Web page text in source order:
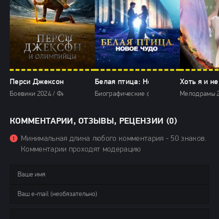
Перси Джексон и Олимпийцы (2024)
Боевики 2024 / Фильмы-приключения 2024 / Фэнтези фильмы 2024 /
Белая птица: Новое чудо (2024)
Биографические фильмы 2024 /
Хоть я и
Мелодрамы
КОММЕНТАРИИ, ОТЗЫВЫ, РЕЦЕНЗИИ (0)
Минимальная длина любого комментария - 50 знаков.
Комментарии проходят модерацию